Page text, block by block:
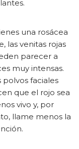
una rosácea
las venitas rojas
parecer a
muy intensas.
polvos faciales
que el rojo sea
vivo y, por
llame menos la